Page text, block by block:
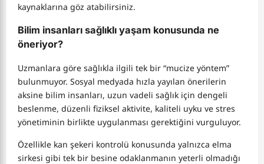
kaynaklarına göz atabilirsiniz.
Bilim insanları sağlıklı yaşam konusunda ne
öneriyor?
Uzmanlara göre sağlıkla ilgili tek bir “mucize yöntem”
bulunmuyor. Sosyal medyada hızla yayılan önerilerin
aksine bilim insanları, uzun vadeli sağlık için dengeli
beslenme, düzenli fiziksel aktivite, kaliteli uyku ve stres
yönetiminin birlikte uygulanması gerektiğini vurguluyor.
Özellikle kan şekeri kontrolü konusunda yalnızca elma
sirkesi gibi tek bir besine odaklanmanın yeterli olmadığı